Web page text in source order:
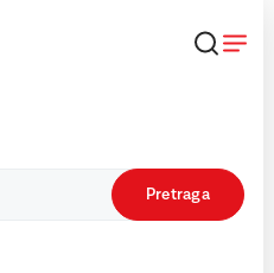
Pretraga